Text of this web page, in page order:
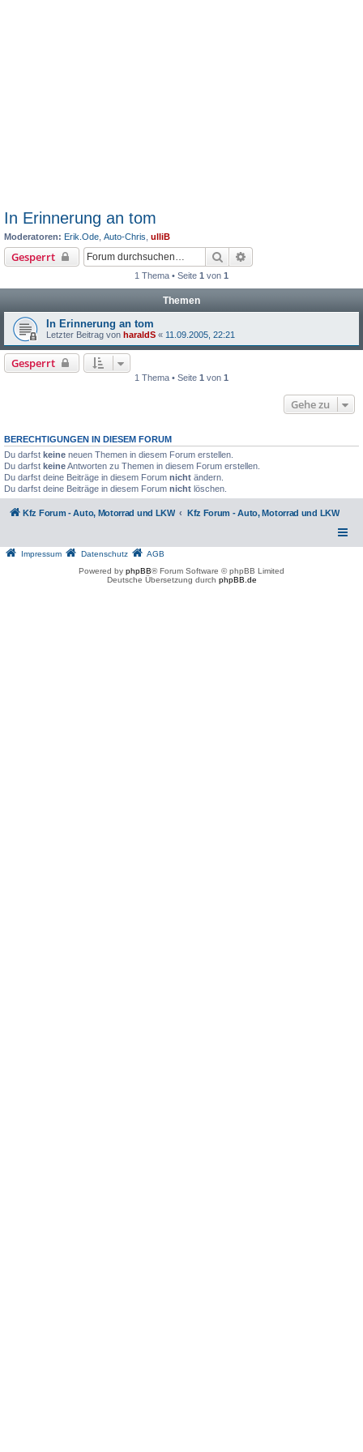
In Erinnerung an tom
Moderatoren: Erik.Ode Auto-Chris ulliB
Gesperrt Suche
1 Thema • Seite 1 von 1
Themen
In Erinnerung an tom
Letzter Beitrag von haraldS « 11.09.2005, 22:21
Gesperrt
1 Thema • Seite 1 von 1
Gehe zu
BERECHTIGUNGEN IN DIESEM FORUM
Du darfst keine neuen Themen in diesem Forum erstellen.
Du darfst keineAntworten zu Themen in diesem Forum erstellen.
Du darfst deine Beiträge in diesem Forum nicht ändern.
Du darfst deine Beiträge in diesem Forum nicht löschen.
Kfz Forum - Auto, Motorrad und LKW Kfz Forum - Auto, Motorrad und LKW
Impressum Datenschutz
AGB
Powered by phpBB® Forum Software © phpBB Limited
Deutsche Übersetzung durch phpBB.de